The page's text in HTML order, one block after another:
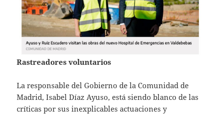
Rastreadores voluntarios
La responsable del Gobierno de la Comunidad de
Madrid, Isabel Díaz Ayuso, está siendo blanco de las
críticas por sus inexplicables actuaciones y